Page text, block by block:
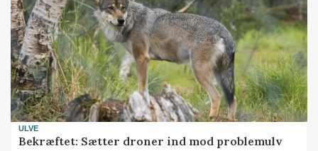
ULVE
Bekræftet: Sætter droner ind mod problemulv